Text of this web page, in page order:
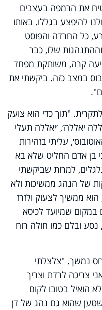
את הרמפה בעצבים
להיפצע בגללו. באותו
כל החרדה והפוסט
שלו, כבר
זיעה קרה, משותקת מפחד
במצב כזה. ביקשתי את
"תוך כדי הוא צועק
יאללה׳, ׳יאללה תעלי
עליתי בזהירות
בן אדם החליט שלא בא
למרות שביקשתי
של הנהג ממשיכות ולא
הוא ממשיך לצעוק ולזרז
במקום שמיועד לכיסא
נסע ובלם כמו חולה רוח
נמשך. "צלצלתי
צריכה לרדת וצריך
הואיל בטובו לקום
שטען שהוא גם נהג של דן